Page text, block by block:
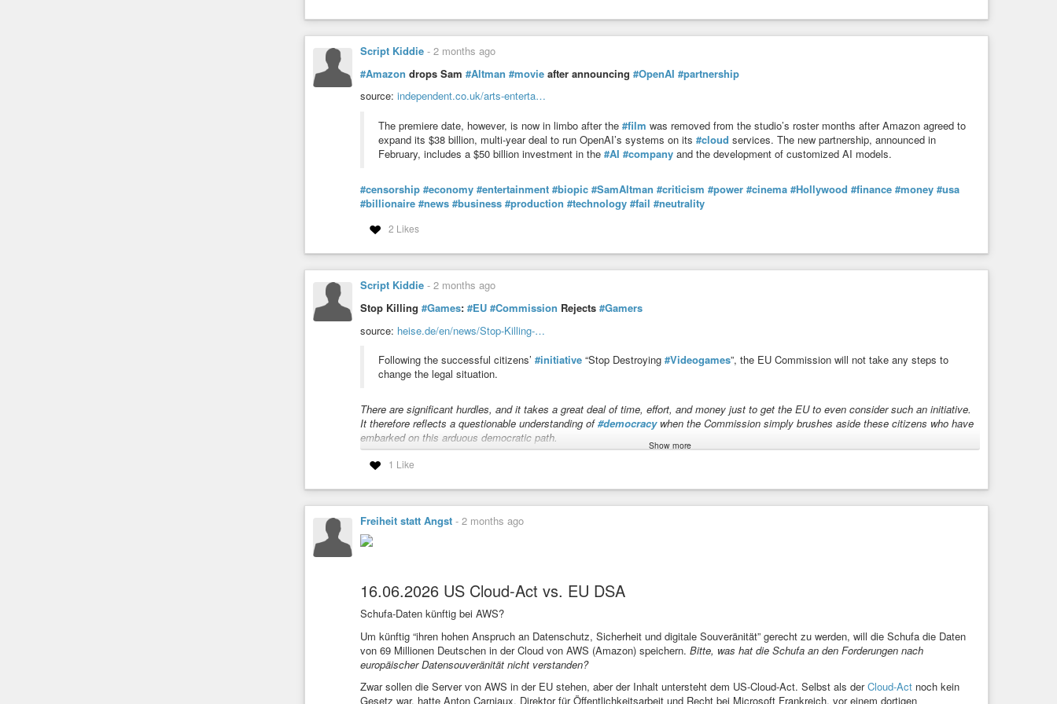
#meme #choice
Script Kiddie - 2 months ago
#Amazon drops Sam #Altman #movie after announcing #OpenAI #partnership
source: independent.co.uk/arts-enterta…
The premiere date, however, is now in limbo after the #film was removed from the studio’s roster months after Amazon agreed to
expand its $38 billion, multi-year deal to run OpenAI’s systems on its #cloud services. The new partnership, announced in
February, includes a $50 billion investment in the #AI #company and the development of customized AI models.
#censorship #economy #entertainment #biopic #SamAltman #criticism #power #cinema #Hollywood #finance #money #usa
#billionaire #news #business #production #technology #fail #neutrality
2 Likes
Script Kiddie - 2 months ago
Stop Killing #Games: #EU #Commission Rejects #Gamers
source: heise.de/en/news/Stop-Killing-…
Following the successful citizens’ #initiative “Stop Destroying #Videogames”, the EU Commission will not take any steps to
change the legal situation.
There are significant hurdles, and it takes a great deal of time, effort, and money just to get the EU to even consider such an initiative.
It therefore reflects a questionable understanding of#democracywhen the Commission simply brushes aside these citizens who have
embarked on this arduous democratic path.
#news #politics
#economy
Show more
1 Like
Freiheit statt Angst - 2 months ago
16.06.2026 US Cloud-Act vs. EU DSA
Schufa-Daten künftig bei AWS?
Um künftig “ihren hohen Anspruch an Datenschutz, Sicherheit und digitale Souveränität” gerecht zu werden, will die Schufa die Daten
von 69 Millionen Deutschen in der Cloud von AWS (Amazon) speichern. Bitte, was hat die Schufa an den Forderungen nach
europäischer Datensouveränität nicht verstanden?
Zwar sollen die Server von AWS in der EU stehen, aber der Inhalt untersteht dem US-Cloud-Act. Selbst als derCloud-Act noch kein
Gesetz war, hatte Anton Carniaux, Direktor für Öffentlichkeitsarbeit und Recht bei Microsoft Frankreich, vor einem dortigen